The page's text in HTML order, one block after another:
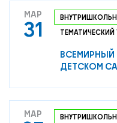
Новости
Международные дни
Кафедры ЮНЕСКО
МАР
31
ТЕМАТИЧЕСКИЙ
ВСЕМИРНЫЙ
ДЕТСКОМ
МАР